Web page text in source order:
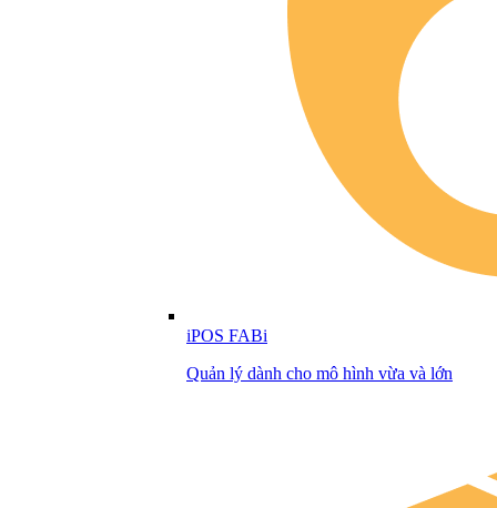
iPOS FABi
Quản lý dành cho mô hình vừa và lớn